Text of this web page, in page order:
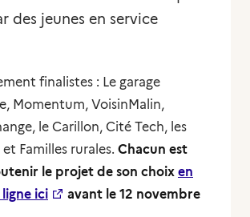
des jeunes en service
finalistes : Le garage
Momentum, VoisinMalin,
le Carillon, Cité Tech, les
Familles rurales. Chacun est
le projet de son choix en
ici
avant le 12 novembre